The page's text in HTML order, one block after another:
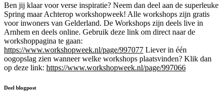
Ben jij klaar voor verse inspiratie? Neem dan deel aan de superleuke
Spring maar Achterop workshopweek! Alle workshops zijn gratis
voor inwoners van Gelderland. De Workshops zijn deels live in
Arnhem en deels online. Gebruik deze link om direct naar de
workshoppagina te gaan:
https://www.workshopweek.nl/page/997077 Liever in één
oogopslag zien wanneer welke workshops plaatsvinden? Klik dan
op deze link: https://www.workshopweek.nl/page/997066
Deel blogpost